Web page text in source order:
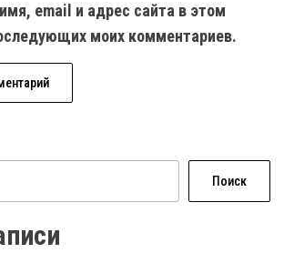
email и адрес сайта в этом
моих комментариев.
Поиск